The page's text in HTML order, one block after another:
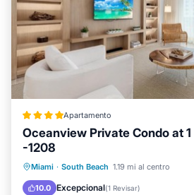
Apartamento
Oceanview Private Condo at
-1208
Miami · South Beach 1.19 mi al centro
10.0 Excepcional(1 Revisar)
Frente al mar
Bañera de
Desayuno
Aparcamiento